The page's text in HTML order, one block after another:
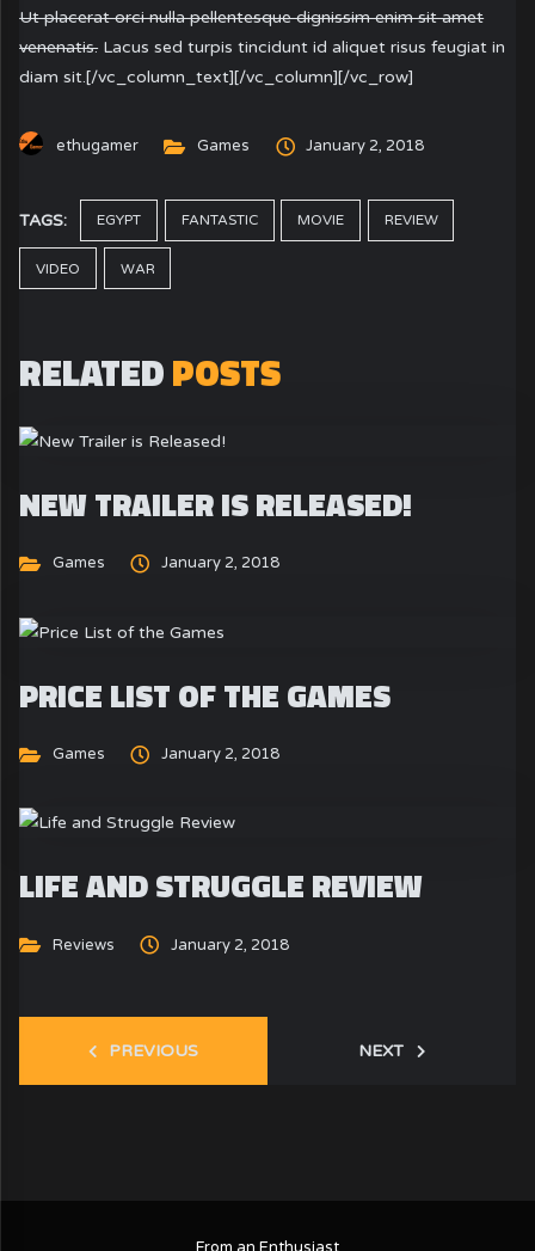
Ut placerat orci nulla pellentesque dignissim enim sit amet
venenatis.Lacus sed turpis tincidunt id aliquet risus feugiat in
diam sit.[/vc_column_text][/vc_column][/vc_row]
ethugamer Games January 2, 2018
TAGS: EGYPT FANTASTIC MOVIE REVIEW
VIDEO WAR
RELATEDPOSTS
NEW TRAILER IS RELEASED!
Games January 2, 2018
PRICE LIST OF THE GAMES
Games January 2, 2018
LIFE AND STRUGGLE REVIEW
Reviews January 2, 2018
PREVIOUS NEXT
From an Enthusiast